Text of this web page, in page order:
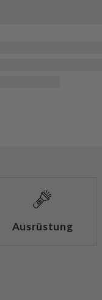
Ausrüstung